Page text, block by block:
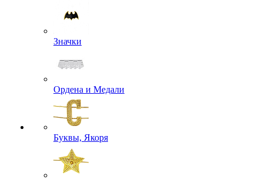
Значки
Ордена и Медали
Буквы, Якоря